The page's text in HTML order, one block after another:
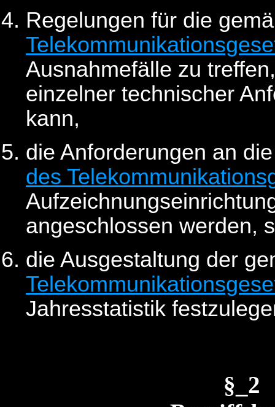
Regelungen für die
Ausnahmefälle zu
einzelner technischer
kann,
die Anforderungen an
des
angeschlossen werden,
die Ausgestaltung der
Jahresstatistik